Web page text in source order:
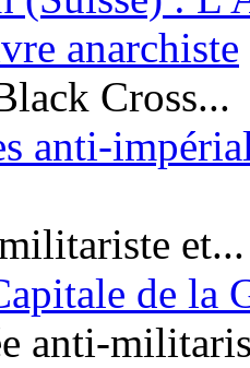
anarchiste
Cross...
anti-
et...
de la
anti-